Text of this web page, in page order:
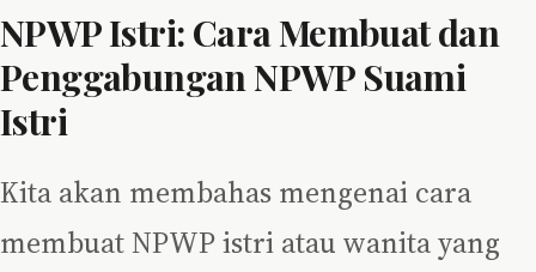
NPWP Istri: Cara Membuat dan
Penggabungan NPWP Suami
Istri
Kita akan membahas mengenai cara
membuat NPWP istri atau wanita yang